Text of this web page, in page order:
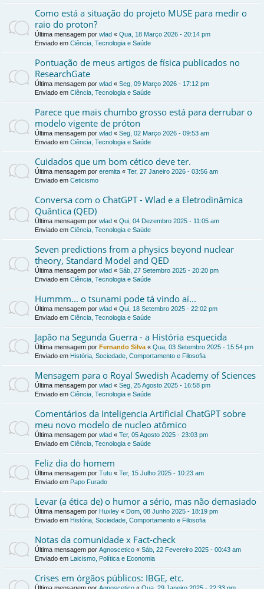
Como está a situação do projeto MUSE para medir o
raio do proton?
Última mensagem por wlad « Qua, 18 Março 2026 - 20:14 pm
Enviado em Ciência, Tecnologia e Saúde
Pontuação de meus artigos de física publicados no
ResearchGate
Última mensagem por wlad « Seg, 09 Março 2026 - 17:12 pm
Enviado em Ciência, Tecnologia e Saúde
Parece que mais chumbo grosso está para derrubar o
modelo vigente de próton
Última mensagem por wlad « Seg, 02 Março 2026 - 09:53 am
Enviado em Ciência, Tecnologia e Saúde
Cuidados que um bom cético deve ter.
Última mensagem por eremita « Ter, 27 Janeiro 2026 - 03:56 am
Enviado em Ceticismo
Conversa com o ChatGPT - Wlad e a Eletrodinâmica
Quântica (QED)
Última mensagem por wlad « Qui, 04 Dezembro 2025 - 11:05 am
Enviado em Ciência, Tecnologia e Saúde
Seven predictions from a physics beyond nuclear
theory, Standard Model and QED
Última mensagem por wlad « Sáb, 27 Setembro 2025 - 20:20 pm
Enviado em Ciência, Tecnologia e Saúde
Hummm... o tsunami pode tá vindo aí...
Última mensagem por wlad « Qui, 18 Setembro 2025 - 22:02 pm
Enviado em Ciência, Tecnologia e Saúde
Japão na Segunda Guerra - a História esquecida
Última mensagem por Fernando Silva « Qua, 03 Setembro 2025 - 15:54 pm
Enviado em História, Sociedade, Comportamento e Filosofia
Mensagem para o Royal Swedish Academy of Sciences
Última mensagem por wlad « Seg, 25 Agosto 2025 - 16:58 pm
Enviado em Ciência, Tecnologia e Saúde
Comentários da Inteligencia Artificial ChatGPT sobre
meu novo modelo de nucleo atômico
Última mensagem por wlad « Ter, 05 Agosto 2025 - 23:03 pm
Enviado em Ciência, Tecnologia e Saúde
Feliz dia do homem
Última mensagem por Tutu « Ter, 15 Julho 2025 - 10:23 am
Enviado em Papo Furado
Levar (a ética de) o humor a sério, mas não demasiado
Última mensagem por Huxley « Dom, 08 Junho 2025 - 18:19 pm
Enviado em História, Sociedade, Comportamento e Filosofia
Notas da comunidade x Fact-check
Última mensagem por Agnoscetico « Sáb, 22 Fevereiro 2025 - 00:43 am
Enviado em Laicismo, Política e Economia
Crises em órgãos públicos: IBGE, etc.